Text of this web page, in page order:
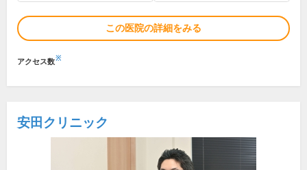
この医院の詳細をみる
アクセス数※
安田クリニック